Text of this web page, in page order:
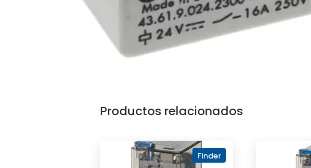
Productos relacionados
Finder